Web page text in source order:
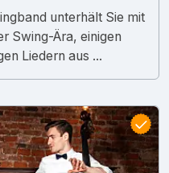
unterhält Sie mit
Swing-Ära, einigen
Liedern aus ...